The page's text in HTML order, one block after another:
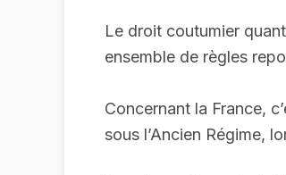
Le droit coutumier
ensemble de règles
Concernant la France,
sous l’Ancien Régime,